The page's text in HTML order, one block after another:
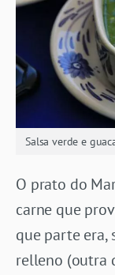
Salsa verde e
O prato do
carne que
que parte era,
relleno (outra